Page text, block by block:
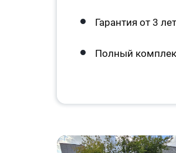
Гарантия от 3 лет
Полный